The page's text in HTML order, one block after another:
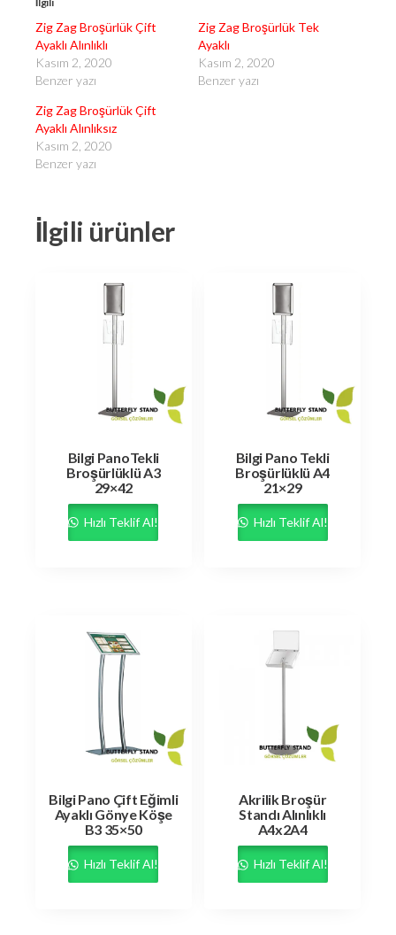
Zig Zag Broşürlük Çift
Ayaklı Alınlıklı
Kasım 2, 2020
Benzer yazı
Zig Zag Broşürlük Tek
Ayaklı
Kasım 2, 2020
Benzer yazı
Zig Zag Broşürlük Çift
Ayaklı Alınlıksız
Kasım 2, 2020
Benzer yazı
İlgili ürünler
Bilgi PanoTekli
Broşürlüklü A3
29×42
Hızlı Teklif Al!
Bilgi Pano Tekli
Broşürlüklü A4
21×29
Hızlı Teklif Al!
Bilgi Pano Çift Eğimli
Ayaklı Gönye Köşe
B3 35×50
Hızlı Teklif Al!
Akrilik Broşür
Standı Alınlıklı
A4x2A4
Hızlı Teklif Al!